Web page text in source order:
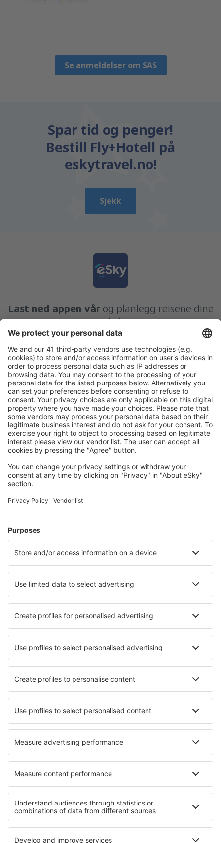
Se anmeldelser om SAS
Spar tid og penger!
Bestill Fly+Hotell på
eskytravel.no!
Sjekk
Last ned appen vår og planlegg reisene dine
enkelt
Planlegg reisen din
Flybilletter
Storbyferie
Sommerferie
Overnatting
Fly+Hotell
Hoteller
Transferer
Lær mer
Flyselskaper
KLM
Lufthansa
Ryanair
Wideroe
Danish Air
Turkish Airlines
Lot
Om eSky
Vilkår
Mine bestillinger
Personvernregler
Hjelp og kontakt
Personvern